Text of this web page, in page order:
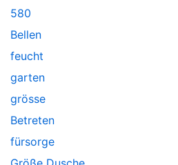
580
Bellen
feucht
garten
grösse
Betreten
fürsorge